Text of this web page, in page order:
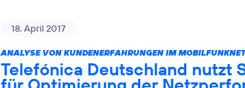
18. April 2017
ANALYSE VON KUNDENERFAHRUNGEN IM
Telefónica Deutschland nutzt